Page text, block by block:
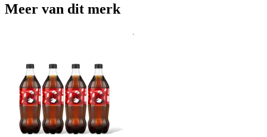
Meer van dit merk